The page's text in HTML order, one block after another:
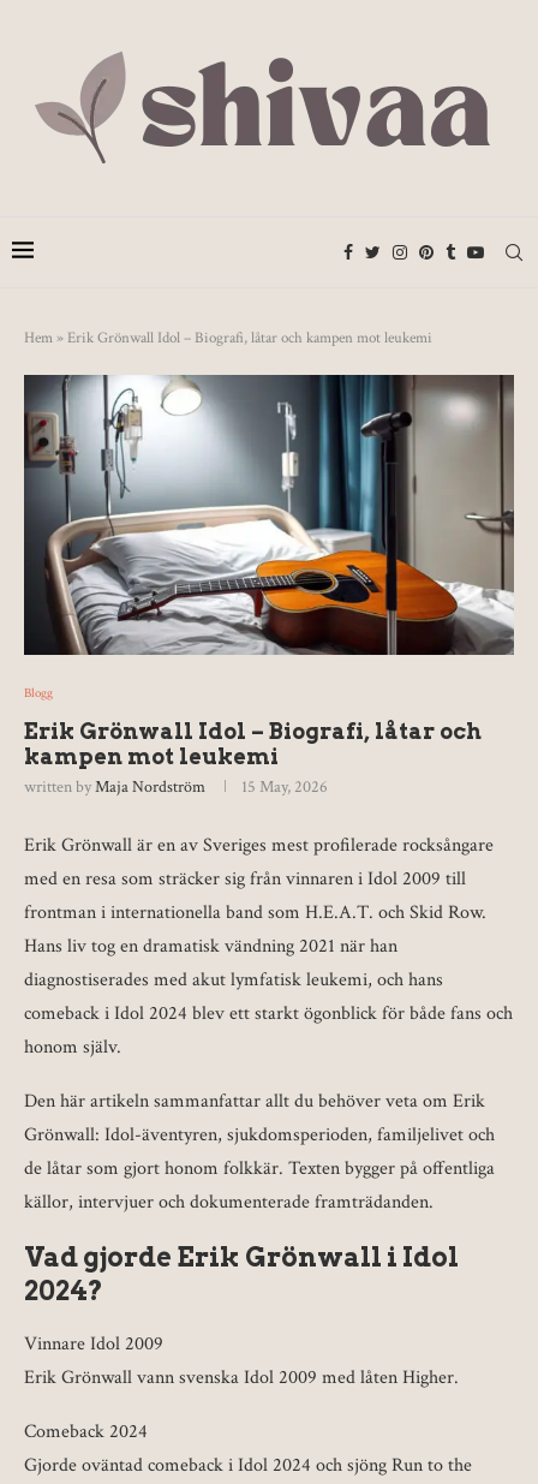
Hem» Erik Grönwall Idol – Biografi, låtar och kampen mot leukemi
Blogg
Erik Grönwall Idol – Biografi, låtar och
kampen mot leukemi
written byMaja Nordström 15 May, 2026
Erik Grönwall är en av Sveriges mest profilerade rocksångare
med en resa som sträcker sig från vinnaren i Idol 2009 till
frontman i internationella band som H.E.A.T. och Skid Row.
Hans liv tog en dramatisk vändning 2021 när han
diagnostiserades med akut lymfatisk leukemi, och hans
comeback i Idol 2024 blev ett starkt ögonblick för både fans och
honom själv.
Den här artikeln sammanfattar allt du behöver veta om Erik
Grönwall: Idol-äventyren, sjukdomsperioden, familjelivet och
de låtar som gjort honom folkkär. Texten bygger på offentliga
källor, intervjuer och dokumenterade framträdanden.
Vad gjorde Erik Grönwall i Idol
2024?
Vinnare Idol 2009
Erik Grönwall vann svenska Idol 2009 med låten Higher.
Comeback 2024
Gjorde oväntad comeback i Idol 2024 och sjöng Run to the